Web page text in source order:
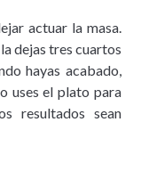
actuar la masa.
dejas tres cuartos
hayas acabado,
uses el plato para
resultados sean